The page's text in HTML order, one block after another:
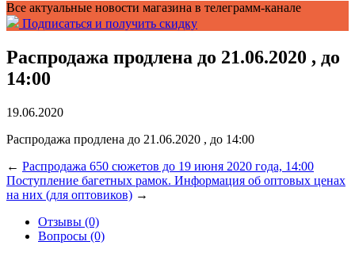
Все актуальные новости магазина в телеграмм-канале
Подписаться и получить скидку
Распродажа продлена до 21.06.2020 , до
14:00
19.06.2020
Распродажа продлена до 21.06.2020 , до 14:00
← Распродажа 650 сюжетов до 19 июня 2020 года, 14:00
Поступление багетных рамок. Информация об оптовых ценах
на них (для оптовиков) →
Отзывы (0)
Вопросы (0)